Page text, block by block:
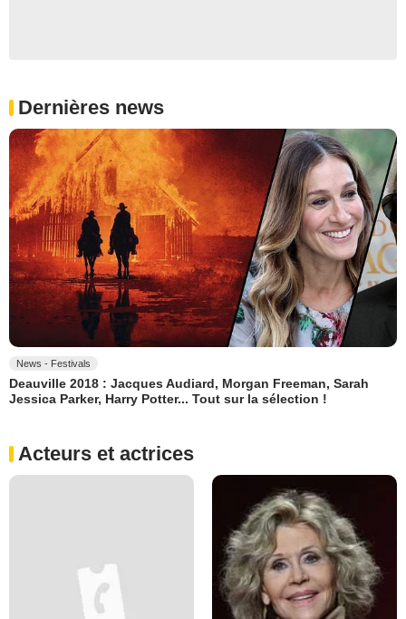
Dernières news
News - Festivals
Deauville 2018 : Jacques Audiard, Morgan Freeman, Sarah
Jessica Parker, Harry Potter... Tout sur la sélection !
Acteurs et actrices